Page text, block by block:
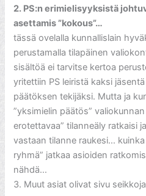
2. PS:n erimielisyyksistä
asettamis ”kokous”…
tässä ovelalla kunnallislain
perustamalla tilapäinen
sisältöä ei tarvitse kertoa
yritettiin PS leiristä kaksi
päätöksen tekijäksi. Mutta ja
”yksimielin päätös”
erotettavaa” tilanneäly ratkaisi
vastaan tilanne raukesi… kuinka
ryhmä” jatkaa asioiden
nähdä…
3. Muut asiat olivat sivu